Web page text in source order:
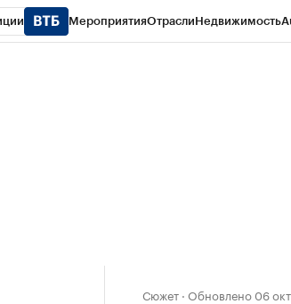
МероприятияОтраслиНедвижимость
Сюжет · Обновлено 06